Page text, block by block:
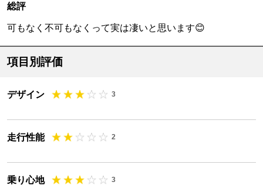
総評
可もなく不可もなくって実は凄いと思います😊
項目別評価
デザイン 3
走行性能 2
乗り心地 3